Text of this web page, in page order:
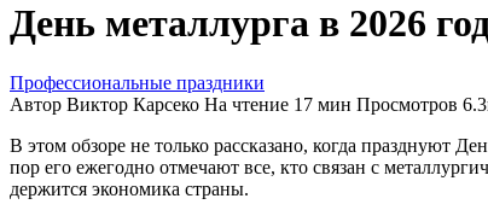
День металлурга в 2026
Профессиональные праздники
Автор Виктор Карсеко На чтение 17 мин Просмотров
В этом обзоре не только рассказано, когда празднуют
пор его ежегодно отмечают все, кто связан с
держится экономика страны.